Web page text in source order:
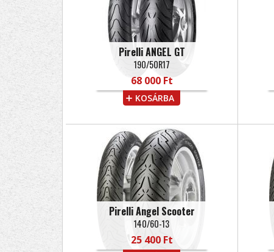
Pirelli ANGEL GT
190/50R17
68 000 Ft
KOSÁRBA
Pirelli Angel Scooter
140/60-13
25 400 Ft